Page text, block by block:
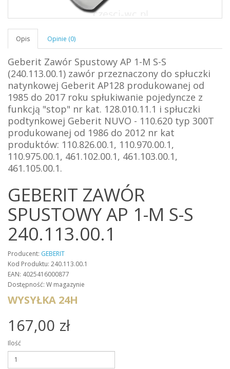
Opis Opinie (0)
Geberit Zawór Spustowy AP 1-M S-S
(240.113.00.1) zawór przeznaczony do spłuczki
natynkowej Geberit AP128 produkowanej od
1985 do 2017 roku spłukiwanie pojedyncze z
funkcją "stop" nr kat. 128.010.11.1 i spłuczki
podtynkowej Geberit NUVO - 110.620 typ 300T
produkowanej od 1986 do 2012 nr kat
produktów: 110.826.00.1, 110.970.00.1,
110.975.00.1, 461.102.00.1, 461.103.00.1,
461.105.00.1.
GEBERIT ZAWÓR
SPUSTOWY AP 1-M S-S
240.113.00.1
Producent: GEBERIT
Kod Produktu: 240.113.00.1
EAN: 4025416000877
Dostępność: W magazynie
WYSYŁKA 24H
167,00 zł
Ilość